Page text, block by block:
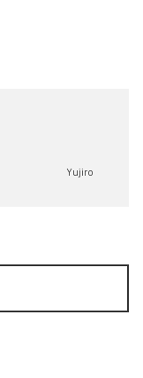
Yujiro